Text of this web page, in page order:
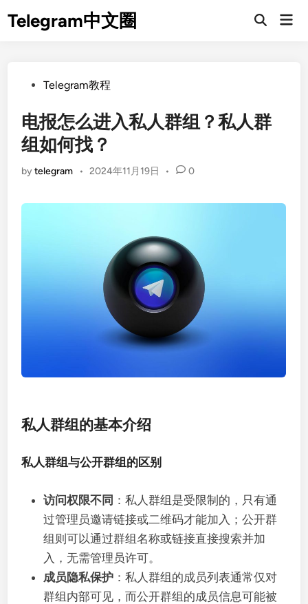
Telegram中文圈
Open
PostedTelegram教程
电报怎么进入私人群组？私人群
组如何找？
bytelegram • 2024年11月19日 • 0
私人群组的基本介绍
私人群组与公开群组的区别
访问权限不同 ：私人群组是受限制的，只有通
过管理员邀请链接或二维码才能加入；公开群
组则可以通过群组名称或链接直接搜索并加
入，无需管理员许可。
成员隐私保护 ：私人群组的成员列表通常仅对
群组内部可见，而公开群组的成员信息可能被